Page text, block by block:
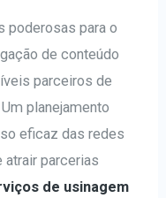
poderosas para o
de conteúdo
parceiros de
planejamento
eficaz das redes
atrair parcerias
de usinagem